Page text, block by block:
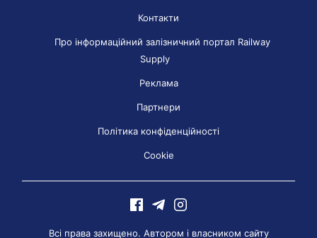
Контакти
Про інформаційний залізничний портал Railway
Supply
Реклама
Партнери
Політика конфіденційності
Cookie
Всі права захищено. Автором і власником сайту